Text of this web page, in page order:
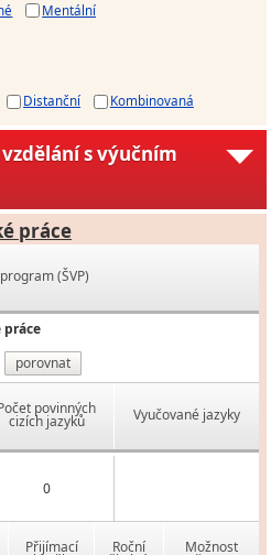
Mentální
Distanční Kombinovaná
s výučním
práce
(ŠVP)
práce
porovnat
povinných
cizích jazyků Vyučované jazyky
0
Přijímací Roční Možnost